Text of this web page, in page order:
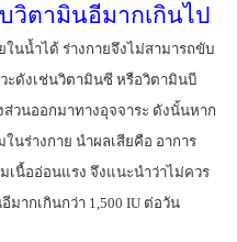
วิตามินอีมากเกินไป
นน้ำได้ ร่างกายจึงไม่สามารถขับ
ะดังเช่นวิตามินซี หรือวิตามินบี
วนออกมาทางอุจจาระ ดังนั้นหาก
นร่างกาย นำผลเสียคือ อาการ
เนื้ออ่อนแรง จึงแนะนำว่าไม่ควร
มากเกินกว่า 1,500 IU ต่อวัน